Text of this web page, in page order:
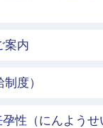
案内
度）
性（にんよう